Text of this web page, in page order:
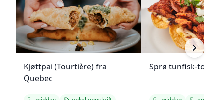
Kjøttpai (Tourtière) fra
Quebec
Sprø tunfisk-